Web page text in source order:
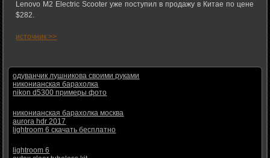
Lenovo M2 Electric Scooter уже поступил в продажу в Китае по цене
$282.
источник >>
одуванчик лушникова своими руками
никонианская барахолка
nikon d5300 примеры фото
никонианская барахолка москва
aurora hdr 2017
lightroom 6 скачать бесплатно
lightroom 6